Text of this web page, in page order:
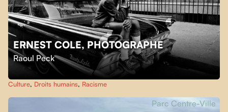
ERNEST COLE, PHOTOGRAPHE
Raoul Peck
Culture, Droits humains, Racisme
Parc Centre-Ville